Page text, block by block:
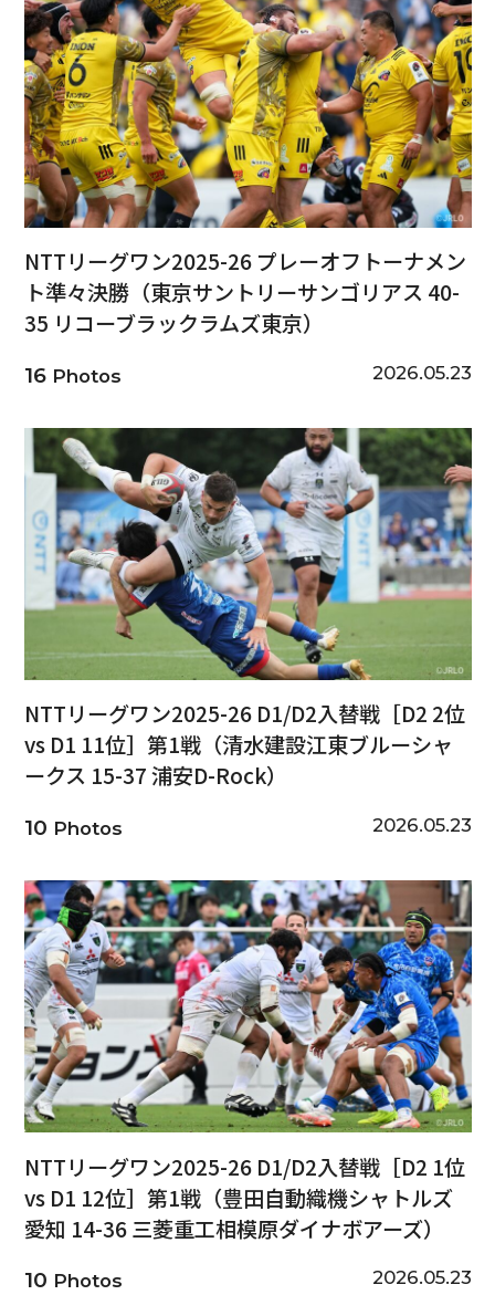
NTTリーグワン2025-26 プレーオフトーナメン
ト準々決勝（東京サントリーサンゴリアス 40-
35 リコーブラックラムズ東京）
16Photos 2026.05.23
NTTリーグワン2025-26 D1/D2入替戦［D2 2位
vs D1 11位］第1戦（清水建設江東ブルーシャ
ークス 15-37 浦安D-Rock）
10 Photos 2026.05.23
NTTリーグワン2025-26 D1/D2入替戦［D2 1位
vs D1 12位］第1戦（豊田自動織機シャトルズ
愛知 14-36 三菱重工相模原ダイナボアーズ）
10 Photos 2026.05.23